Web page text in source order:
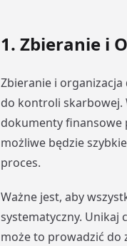
1. Zbieranie i
Zbieranie i
do kontroli skarbowej.
dokumenty finansowe
możliwe będzie
proces.
Ważne jest, aby
systematyczny. Unikaj
może to prowadzić do